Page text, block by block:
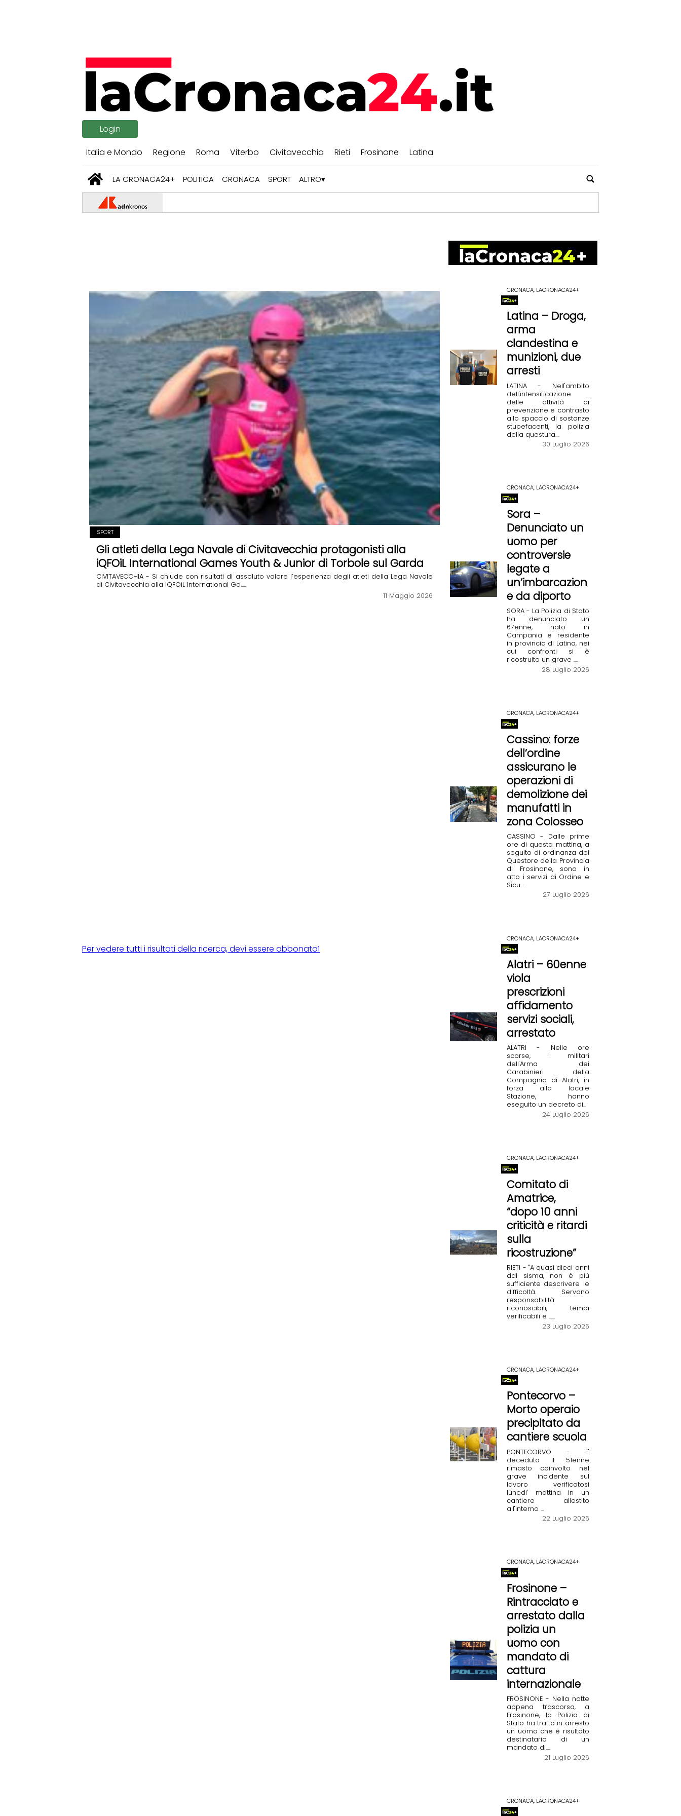
Login
Italia e Mondo
Regione Roma Viterbo Civitavecchia Rieti Frosinone Latina
LA CRONACA24+ POLITICA CRONACA SPORT ALTRO
SPORT
Gli atleti della Lega Navale di Civitavecchia protagonisti alla
iQFOiL International Games Youth & Junior di Torbole sul Garda
CIVITAVECCHIA - Si chiude con risultati di assoluto valore l’esperienza degli atleti della Lega Navale
di Civitavecchia alla iQFOiL International Ga.....
11 Maggio 2026
Per vedere tutti i risultati della ricerca, devi essere abbonato1
CRONACA, LACRONACA24+
Latina – Droga,
arma
clandestina e
munizioni, due
arresti
LATINA - Nell'ambito
dell'intensificazione
delle attività di
prevenzione e contrasto
allo spaccio di sostanze
stupefacenti, la polizia
della questura....
30 Luglio 2026
CRONACA, LACRONACA24+
Sora –
Denunciato un
uomo per
controversie
legate a
un’imbarcazion
e da diporto
SORA - La Polizia di Stato
ha denunciato un
67enne, nato in
Campania e residente
in provincia di Latina, nei
cui confronti si è
ricostruito un grave ....
28 Luglio 2026
CRONACA, LACRONACA24+
Cassino: forze
dell’ordine
assicurano le
operazioni di
demolizione dei
manufatti in
zona Colosseo
CASSINO - Dalle prime
ore di questa mattina, a
seguito di ordinanza del
Questore della Provincia
di Frosinone, sono in
atto i servizi di Ordine e
Sicu...
27 Luglio 2026
CRONACA, LACRONACA24+
Alatri – 60enne
viola
prescrizioni
affidamento
servizi sociali,
arrestato
ALATRI - Nelle ore
scorse, i militari
dell'Arma dei
Carabinieri della
Compagnia di Alatri, in
forza alla locale
Stazione, hanno
eseguito un decreto di...
24 Luglio 2026
CRONACA, LACRONACA24+
Comitato di
Amatrice,
“dopo 10 anni
criticità e ritardi
sulla
ricostruzione”
RIETI - "A quasi dieci anni
dal sisma, non è più
sufficiente descrivere le
difficoltà. Servono
responsabilità
riconoscibili, tempi
verificabili e ......
23 Luglio 2026
CRONACA, LACRONACA24+
Pontecorvo –
Morto operaio
precipitato da
cantiere scuola
PONTECORVO - E'
deceduto il 51enne
rimasto coinvolto nel
grave incidente sul
lavoro verificatosi
lunedi' mattina in un
cantiere allestito
all'interno ...
22 Luglio 2026
CRONACA, LACRONACA24+
Frosinone –
Rintracciato e
arrestato dalla
polizia un
uomo con
mandato di
cattura
internazionale
FROSINONE - Nella notte
appena trascorsa, a
Frosinone, la Polizia di
Stato ha tratto in arresto
un uomo che è risultato
destinatario di un
mandato di....
21 Luglio 2026
CRONACA, LACRONACA24+